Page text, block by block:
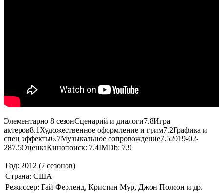
Элементарно 8 сезонСценарий и диалоги7.8Игра
актеров8.1 Художественное оформление и грим7.2Графика и
спец эффекты6.7Музыкальное сопровождение7.52019-02-
287.5ОценкаКинопоиск: 7.4IMDb: 7.9
Год: 2012 (7 сезонов)
Страна: США
Режиссер: Гай Ферленд, Кристин Мур, Джон Полсон и др.